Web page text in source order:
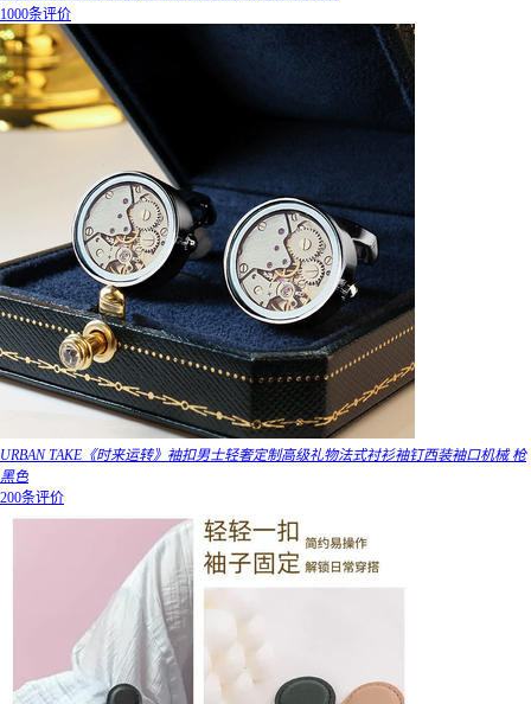
1000条评价
URBAN TAKE《时来运转》袖扣男士轻奢定制高级礼物法式衬衫袖钉西装袖口机械 枪
黑色
200条评价